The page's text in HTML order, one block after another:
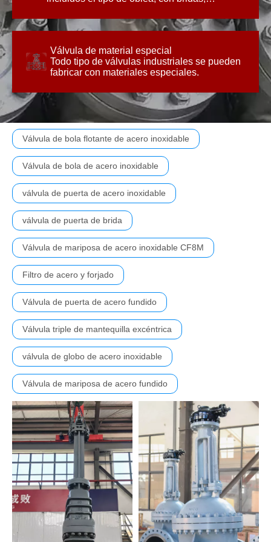
Válvula de material especial
Todo tipo de válvulas industriales se pueden
fabricar con materiales especiales.
Válvula de material especial
Todo tipo de válvulas industriales se pueden
fabricar con materiales especiales.
Válvula de bola flotante de acero inoxidable
Válvula de bola de acero inoxidable
válvula de puerta de acero inoxidable
válvula de puerta de brida
Válvula de mariposa de acero inoxidable CF8M
Filtro de acero y forjado
Válvula de puerta de acero fundido
Válvula triple de mantequilla excéntrica
válvula de globo de acero inoxidable
Válvula de mariposa de acero fundido